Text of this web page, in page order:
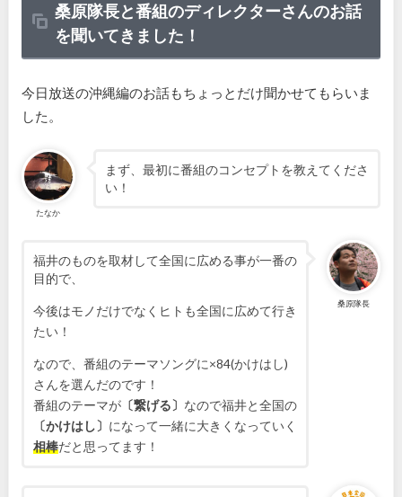
桑原隊長と番組のディレクターさんのお話
を聞いてきました！
今日放送の沖縄編のお話もちょっとだけ聞かせてもらいま
した。
たなか
まず、最初に番組のコンセプトを教えてくださ
い！
桑原隊長
福井のものを取材して全国に広める事が一番の
目的で、
今後はモノだけでなくヒトも全国に広めて行き
たい！
なので、番組のテーマソングに×84(かけはし)
さんを選んだのです！
番組のテーマが〔繋げる〕 なので福井と全国の
〔かけはし〕 になって一緒に大きくなっていく
相棒だと思ってます！